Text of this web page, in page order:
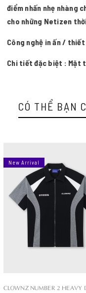
điểm nhấn nhẹ nhàng
cho những Netizen
Công nghệ in ấn /
Chi tiết đặc biệt : Mặt
CÓ THỂ BẠN
New Arrival